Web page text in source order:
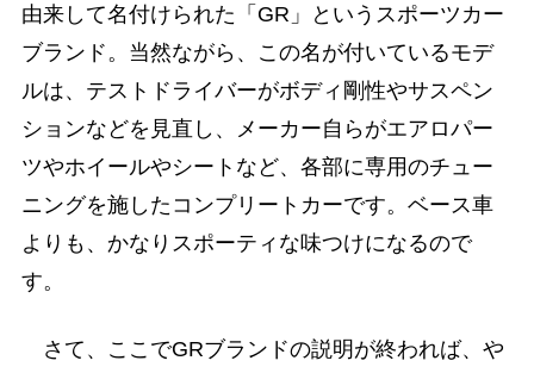
由来して名付けられた「GR」というスポーツカー
ブランド。当然ながら、この名が付いているモデ
ルは、テストドライバーがボディ剛性やサスペン
ションなどを見直し、メーカー自らがエアロパー
ツやホイールやシートなど、各部に専用のチュー
ニングを施したコンプリートカーです。ベース車
よりも、かなりスポーティな味つけになるので
す。
さて、ここでGRブランドの説明が終われば、や